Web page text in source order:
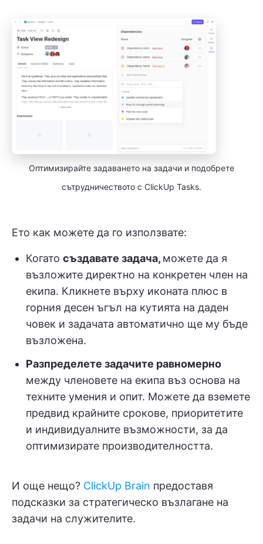
Оптимизирайте задаването на задачи и подобрете
сътрудничеството с ClickUp Tasks.
Ето как можете да го използвате:
Когато създавате задача, можете да я
възложите директно на конкретен член на
екипа. Кликнете върху иконата плюс в
горния десен ъгъл на кутията на даден
човек и задачата автоматично ще му бъде
възложена.
Разпределете задачите равномерно
между членовете на екипа въз основа на
техните умения и опит. Можете да вземете
предвид крайните срокове, приоритетите
и индивидуалните възможности, за да
оптимизирате производителността.
И още нещо? ClickUp Brain предоставя
подсказки за стратегическо възлагане на
задачи на служителите.